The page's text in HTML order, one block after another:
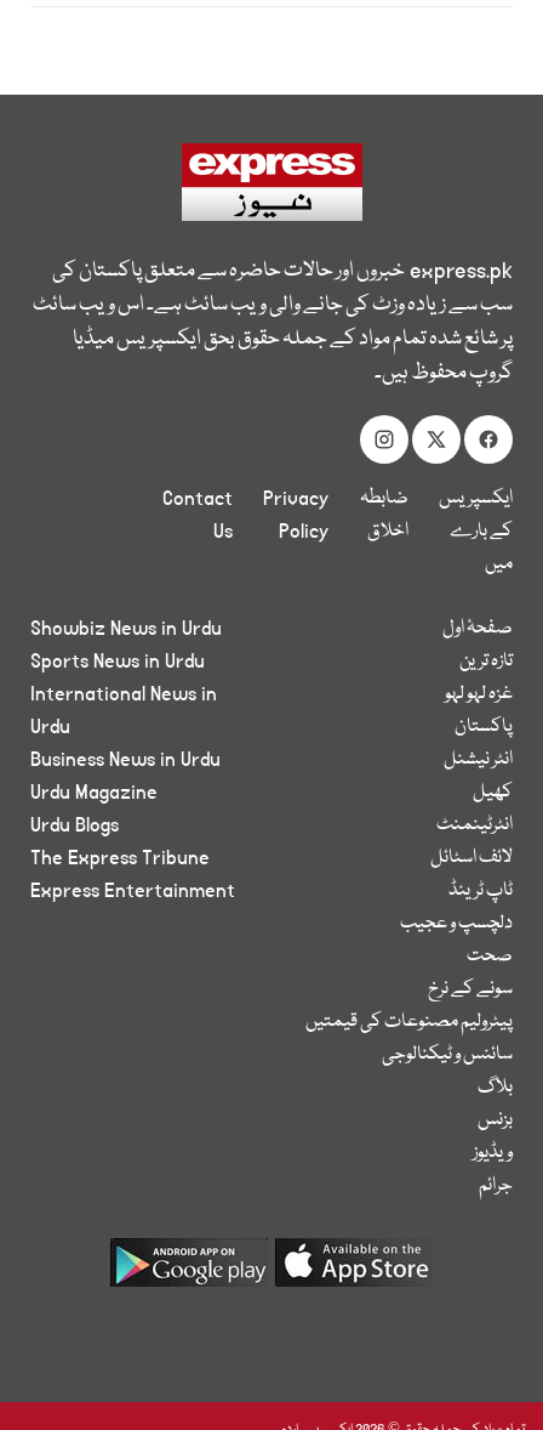
express.pkخبروں اور حالات حاضرہ سے متعلق پاکستان کی
سب سے زیادہ وزٹ کی جانے والی ویب سائٹ ہے۔ اس ویب سائٹ
پر شائع شدہ تمام مواد کے جملہ حقوق بحق ایکسپریس میڈیا
گروپ محفوظ ہیں۔
ایکسپریس
کے بارے
میں
ضابطہ
اخلاق
Privacy
Policy
Contact
Us
صفحۂ اول
تازہ ترین
غزہ لہو لہو
پاکستان
انٹر نیشنل
کھیل
انٹرٹینمنٹ
لائف اسٹائل
ٹاپ ٹرینڈ
دلچسپ و عجیب
صحت
سونے کے نرخ
پیٹرولیم مصنوعات کی قیمتیں
سائنس و ٹیکنالوجی
بلاگ
بزنس
ویڈیوز
جرائم
Showbiz News in Urdu
Sports News in Urdu
International News in
Urdu
Business News in Urdu
Urdu Magazine
Urdu Blogs
The Express Tribune
Express Entertainment